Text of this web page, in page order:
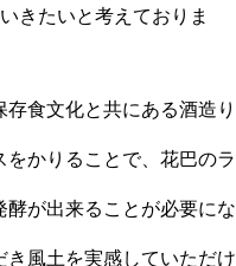
きたいと考えておりま
食文化と共にある酒造り
かりることで、花巴のラ
が出来ることが必要にな
風土を実感していただけ